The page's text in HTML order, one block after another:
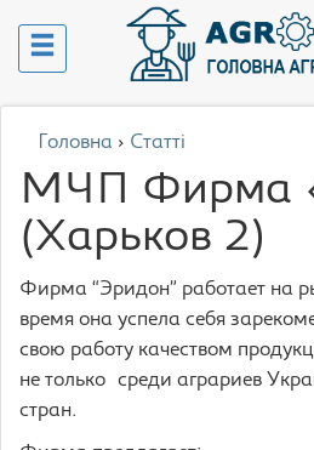
Головна › Статті
МЧП Фирма
(Харьков 2)
Фирма “Эридон” работает на
время она успела себя
свою работу качеством
не только среди аграриев
стран.